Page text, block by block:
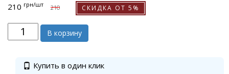
210 грн/шт 210 СКИДКА ОТ 5%
В корзину
Купить в один клик